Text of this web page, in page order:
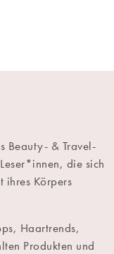
Beauty- & Travel-
die sich
ihres Körpers
Haartrends,
Produkten und